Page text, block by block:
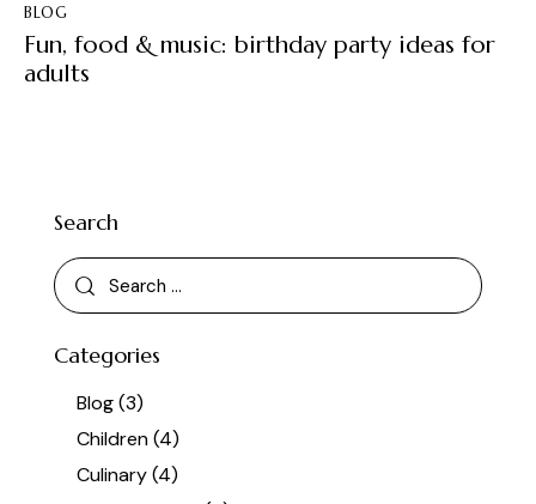
BLOG
Fun, food & music: birthday party ideas for
adults
Search
Categories
Blog(3)
Children(4)
Culinary(4)